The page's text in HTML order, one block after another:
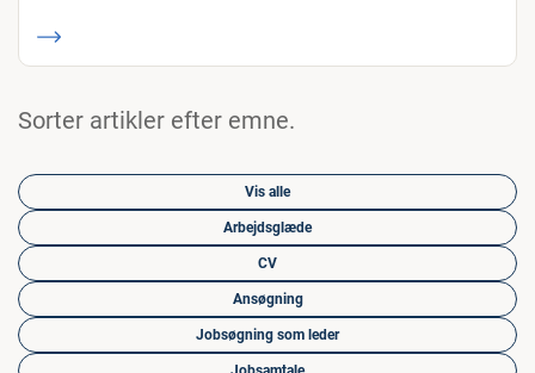
Sorter artikler efter emne.
Vis alle
Arbejdsglæde
CV
Ansøgning
Jobsøgning som leder